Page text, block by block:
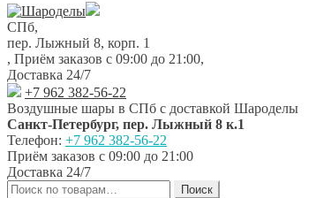
Перейти
к
навигации
Перейти
к
содержимому
СПб,
пер. Лыжный 8, корп. 1
, Приём заказов с 09:00 до 21:00,
Доставка 24/7
+7 962 382-56-22
Воздушные шары в СПб с доставкой Шароделы
Санкт-Петербург, пер. Лыжный 8 к.1
Телефон: +7 962 382-56-22
Приём заказов с 09:00 до 21:00
Доставка 24/7
Искать:
Поиск